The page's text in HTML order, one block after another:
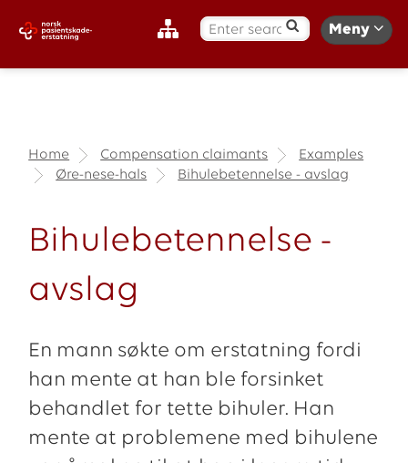
S
k
Meny
Home Compensation claimants
Examples
Øre-nese-hals
Bihulebetennelse - avslag
Bihulebetennelse -
avslag
En mann søkte om erstatning fordi
han mente at han ble forsinket
behandlet for tette bihuler. Han
mente at problemene med bihulene